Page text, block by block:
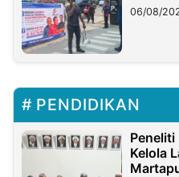
06/08/
PENDIDIKAN
Peneliti
Kelola